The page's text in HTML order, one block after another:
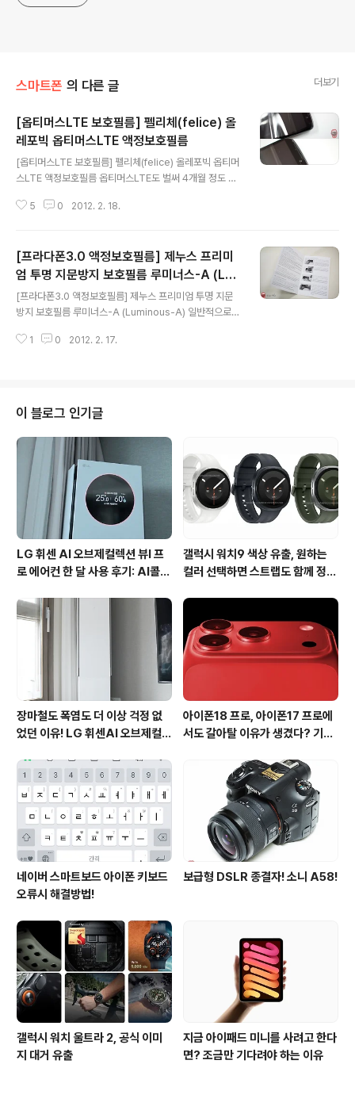
스마트폰 의 다른 글 더보기
[옵티머스LTE 보호필름] 펠리체(felice) 올
레포빅 옵티머스LTE 액정보호필름
[옵티머스LTE 보호필름] 펠리체(felice) 올레포빅 옵티머
스LTE 액정보호필름 옵티머스LTE도 벌써 4개월 정도 사
이스나 액정보호필름을 구하기가 쉽지 않았었습니다. 케이
요. 필름을 부착하지 않아도 크게 기스나 스크레치가 발생
하지는 않지만, 손의 지문이나, 땀, 기름 등 이물질이 잘 묻
어 불편함을 많이 느꼈었습니다. 일반적으로 지문방지 필
름이라고 하면 불투명하면서도 난반사가 심한 필름을 생각
하게 되는데, 아무래도 불투명하면 선명도나 색감이 낮아
액정의 화면을 많이 왜곡해서 보여주는데, 오늘 소개해드
5 0 2012. 2. 18.
[프라다폰3.0 액정보호필름] 제누스 프리미
엄 투명 지문방지 보호필름 루미너스-A (Lu
minous-A)
[프라다폰3.0 액정보호필름] 제누스 프리미엄 투명 지문
방지 보호필름 루미너스-A (Luminous-A) 일반적으로
필름을 생각할겁니다. 제가 그동안 사용했던 지문방지 액
투명하면서도 지문과 긁힘 방지 기능이 있는 고품질의 광
학필름입니다. 제누스 루미너스-A (Luminous-A) 프라
다폰3.0 지문방지 액정보호필름은 제누스 홈페이지에서 1
만원대 초반으로 구매할 수 있는데요. 제품의 구성은 제누
스 루미너스-A (Luminous-A) 프라다폰3.0 지문방지 액
정보호필름 2장과 극세사, ..
1 0 2012. 2. 17.
이 블로그 인기글
LG 휘센 AI 오브제컬렉션 뷰I 프
로 에어컨 한 달 사용 후기: AI콜드
갤럭시 워치9 색상 유출, 원하는
컬러 선택하면 스트랩도 함께 정해
장마철도 폭염도 더 이상 걱정 없
었던 이유! LG 휘센AI 오브제컬렉
사용 후기
아이폰18 프로, 아이폰17 프로에
서도 갈아탈 이유가 생겼다? 기대
네이버 스마트보드 아이폰 키보드
오류시 해결방법!
보급형 DSLR 종결자! 소니 A58!
갤럭시 워치 울트라 2, 공식 이미
지 대거 유출
지금 아이패드 미니를 사려고 한다
면? 조금만 기다려야 하는 이유